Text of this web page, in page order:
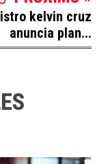
kelvin cruz
anuncia plan...